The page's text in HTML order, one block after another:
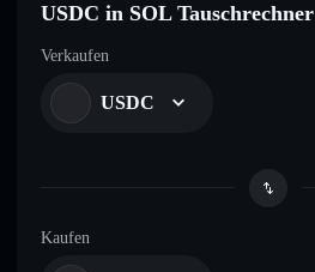
USDC in SOL Tauschrechner
Verkaufen
USDC
Kaufen